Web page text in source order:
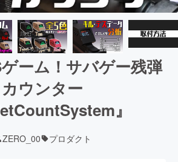
ーム！サバゲー残弾
カウンター
』
ZERO_00 プロダクト